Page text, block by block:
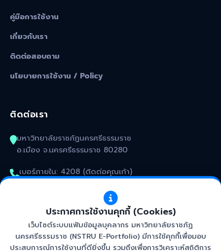
คู่มือการใช้งาน
เกี่ยวกับเรา
ติดต่อสอบถาม
นโยบายการใช้งาน / Policy
ติดต่อเรา
มหาวิทยาลัยราชภัฏนครศรีธรรมราช
อ.เมือง จ.นครศรีธรรมราช 80280
เบอร์ภายใน: 4208 (ติดต่อคุณเก้า)
kunakorn_won@nstru.ac.th
ประกาศการใช้งานคุกกี้ (Cookies)
เว็บไซต์ระบบแฟ้มข้อมูลบุคลากร มหาวิทยาลัยราชภัฏ
นครศรีธรรมราช (NSTRU E-Portfolio) มีการใช้คุกกี้เพื่อมอบ
ประสบการณ์การใช้งานที่ดียิ่งขึ้น รวมถึงเพื่อการวิเคราะห์สถิติการ